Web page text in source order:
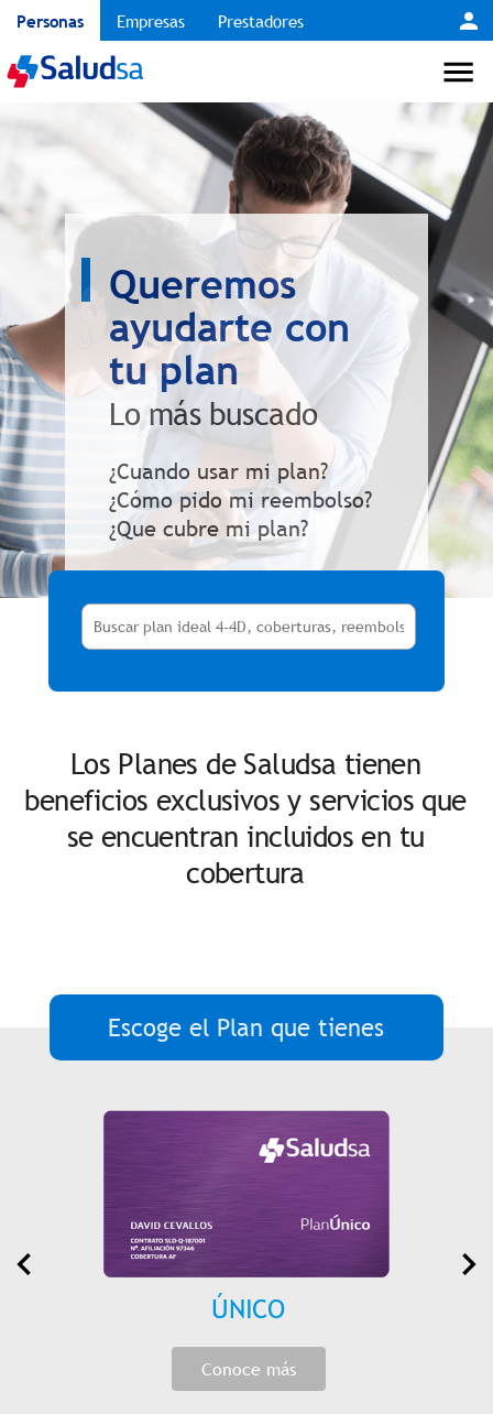
Personas Empresas Prestadores
Queremos
ayudarte con
tu plan
Lo más buscado
¿Cuando usar mi plan?
¿Cómo pido mi reembolso?
¿Que cubre mi plan?
Los Planes de Saludsa tienen
beneficios exclusivos y servicios que
se encuentran incluidos en tu
cobertura
Escoge el Plan que tienes
ÚNICO
Conoce más